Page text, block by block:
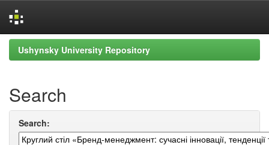
Skip
navigation
Ushynsky University Repository
Search
Search: